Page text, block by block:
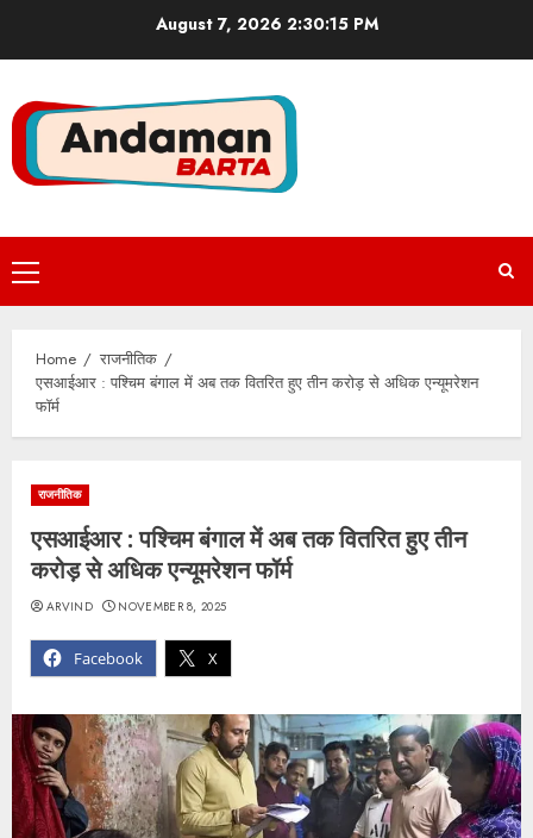
August 7, 2026 2:30:16 PM
Primary
Menu
Home
राजनीतिक
एसआईआर : पश्चिम बंगाल में अब तक वितरित हुए तीन करोड़ से अधिक एन्यूमरेशन
फॉर्म
राजनीतिक
एसआईआर : पश्चिम बंगाल में अब तक वितरित हुए तीन
करोड़ से अधिक एन्यूमरेशन फॉर्म
Facebook X
ARVIND NOVEMBER 8, 2025